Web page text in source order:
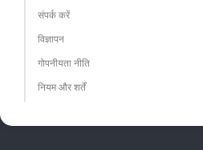
संपर्क करें
विज्ञापन
गोपनीयता नीति
नियम और शर्तें